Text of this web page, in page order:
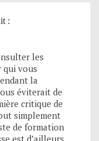
:
les
qui vous
la
éviterait de
critique de
simplement
de formation
est d’ailleurs